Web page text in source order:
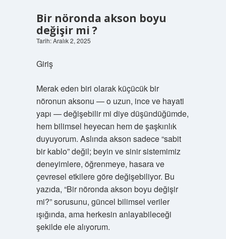
Bir nöronda akson boyu
değişir mi ?
Tarih: Aralık 2, 2025
Giriş
Merak eden biri olarak küçücük bir
nöronun aksonu — o uzun, ince ve hayati
yapı — değişebilir mi diye düşündüğümde,
hem bilimsel heyecan hem de şaşkınlık
duyuyorum. Aslında akson sadece “sabit
bir kablo” değil; beyin ve sinir sistemimiz
deneyimlere, öğrenmeye, hasara ve
çevresel etkilere göre değişebiliyor. Bu
yazıda, “Bir nöronda akson boyu değişir
mi?” sorusunu, güncel bilimsel veriler
ışığında, ama herkesin anlayabileceği
şekilde ele alıyorum.